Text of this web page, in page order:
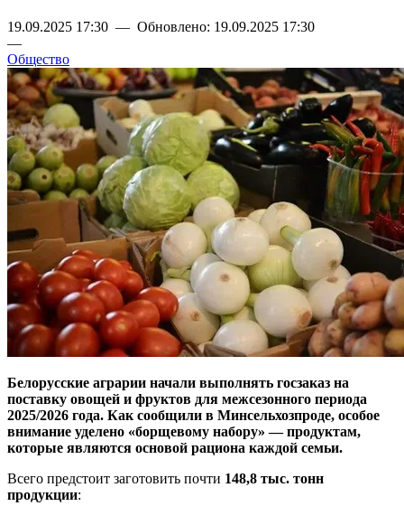
19.09.2025 17:30 — Обновлено: 19.09.2025 17:30
—
Общество
Белорусские аграрии начали выполнять госзаказ на
поставку овощей и фруктов для межсезонного периода
2025/2026 года. Как сообщили в Минсельхозпроде, особое
внимание уделено «борщевому набору» — продуктам,
которые являются основой рациона каждой семьи.
Всего предстоит заготовить почти 148,8 тыс. тонн
продукции: